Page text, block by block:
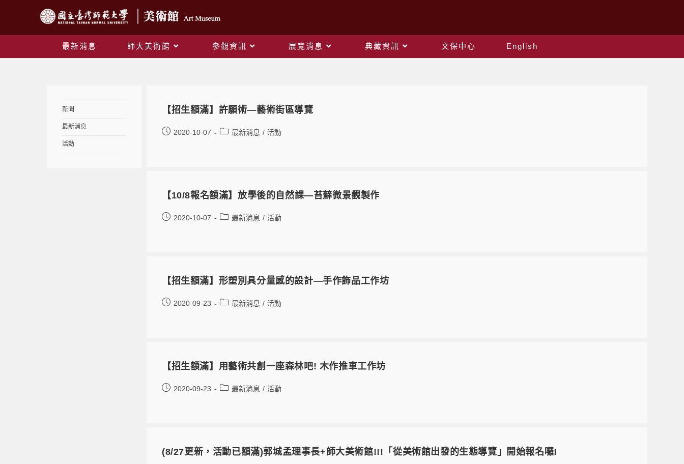
最新消息 師大美術館 參觀資訊 展覽消息 典藏資訊 文保中心 English
新聞
最新消息
活動
【招生額滿】許願術—藝術街區導覽
2020-10-07 最新消息 / 活動
【10/8報名額滿】放學後的自然課—苔蘚微景觀製作
2020-10-07 最新消息 / 活動
【招生額滿】形塑別具分量感的設計—手作飾品工作坊
2020-09-23 最新消息 / 活動
【招生額滿】用藝術共創一座森林吧! 木作推車工作坊
2020-09-23 最新消息 / 活動
(8/27更新，活動已額滿)郭城孟理事長+師大美術館!!!「從美術館出發的生態導覽」開始報名囉!